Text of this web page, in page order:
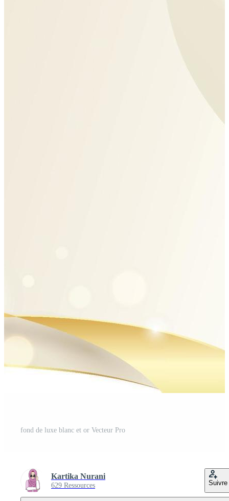
fond de luxe blanc et or Vecteur Pro
Kartika Nurani
629 Ressources Suivre